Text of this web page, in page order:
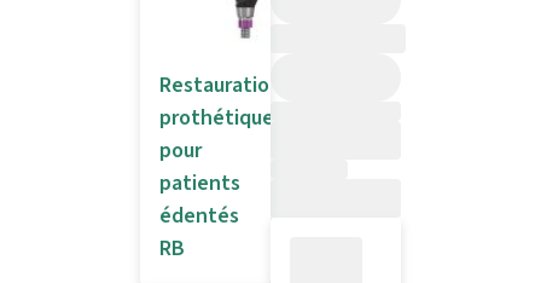
Restaurations
prothétiques
pour
patients
édentés
RB